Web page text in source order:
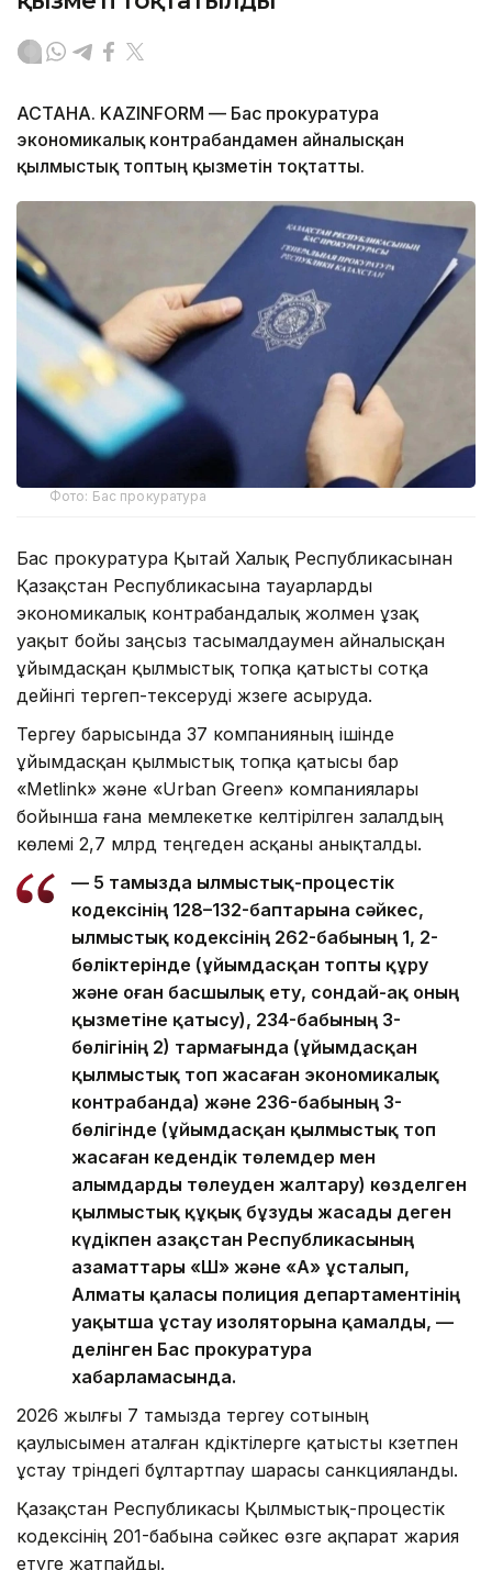
АСТАНА. KAZINFORM — Бас прокуратура
экономикалық контрабандамен айналысқан
қылмыстық топтың қызметін тоқтатты.
Фото: Бас прокуратура
Бас прокуратура Қытай Халық Республикасынан
Қазақстан Республикасына тауарларды
экономикалық контрабандалық жолмен ұзақ
уақыт бойы заңсыз тасымалдаумен айналысқан
ұйымдасқан қылмыстық топқа қатысты сотқа
дейінгі тергеп-тексеруді жүзеге асыруда.
Тергеу барысында 37 компанияның ішінде
ұйымдасқан қылмыстық топқа қатысы бар
«Metlink» және «Urban Green» компаниялары
бойынша ғана мемлекетке келтірілген залалдың
көлемі 2,7 млрд теңгеден асқаны анықталды.
— 5 тамызда Қылмыстық-процестік
кодексінің 128–132-баптарына сәйкес,
Қылмыстық кодексінің 262-бабының 1, 2-
бөліктерінде (ұйымдасқан топты құру
және оған басшылық ету, сондай-ақ оның
қызметіне қатысу), 234-бабының 3-
бөлігінің 2) тармағында (ұйымдасқан
қылмыстық топ жасаған экономикалық
контрабанда) және 236-бабының 3-
бөлігінде (ұйымдасқан қылмыстық топ
жасаған кедендік төлемдер мен
алымдарды төлеуден жалтару) көзделген
қылмыстық құқық бұзуды жасады деген
күдікпен Қазақстан Республикасының
азаматтары «Ш» және «А» ұсталып,
Алматы қаласы полиция департаментінің
уақытша ұстау изоляторына қамалды, —
делінген Бас прокуратура
хабарламасында.
2026 жылғы 7 тамызда тергеу сотының
қаулысымен аталған күдіктілерге қатысты күзетпен
ұстау түріндегі бұлтартпау шарасы санкцияланды.
Қазақстан Республикасы Қылмыстық-процестік
кодексінің 201-бабына сәйкес өзге ақпарат жария
етуге жатпайды.